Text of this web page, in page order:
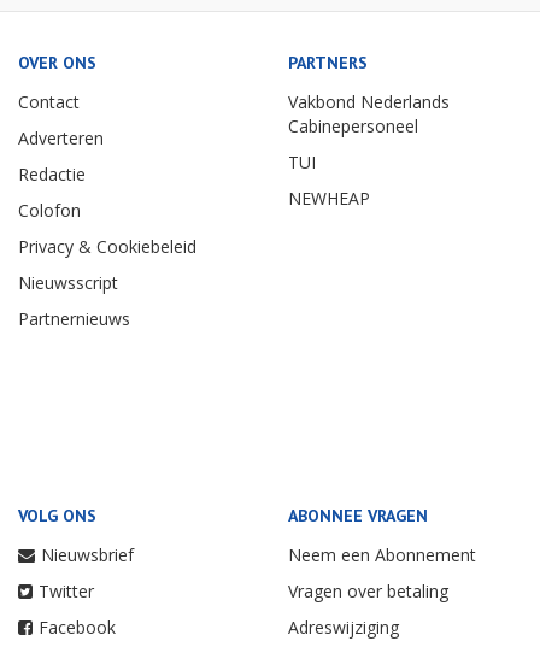
OVER ONS
Contact
Adverteren
Redactie
Colofon
Privacy & Cookiebeleid
Nieuwsscript
Partnernieuws
PARTNERS
Vakbond Nederlands
Cabinepersoneel
TUI
NEWHEAP
VOLG ONS
Nieuwsbrief
Twitter
Facebook
ABONNEE VRAGEN
Neem een Abonnement
Vragen over betaling
Adreswijziging